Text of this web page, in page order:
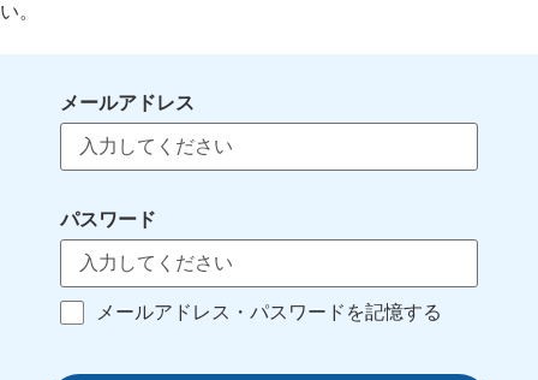
い。
メールアドレス
パスワード
メールアドレス・パスワードを記憶する